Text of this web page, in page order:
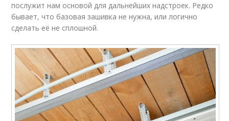
послужит нам основой для дальнейших надстроек. Редко
бывает, что базовая зашивка не нужна, или логично
сделать её не сплошной.